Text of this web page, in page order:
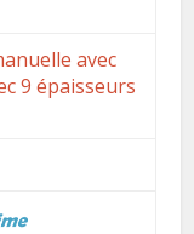
avec
9 épaisseurs